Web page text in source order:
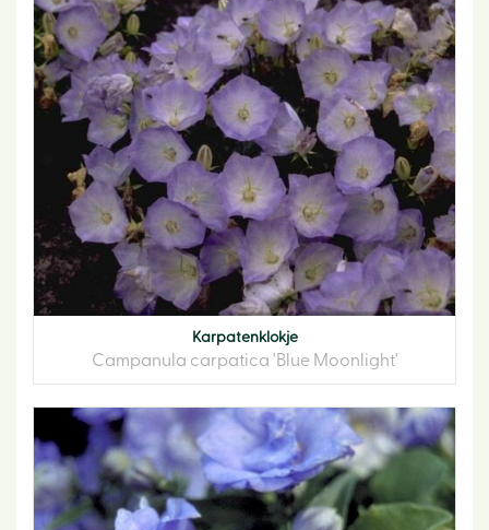
Karpatenklokje
Campanula carpatica 'Blue Moonlight'